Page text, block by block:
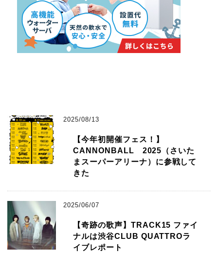
2025/08/13
【今年初開催フェス！】
CANNONBALL 2025（さいた
まスーパーアリーナ）に参戦して
きた
2025/06/07
【奇跡の歌声】TRACK15 ファイ
ナルは渋谷CLUB QUATTROラ
イブレポート